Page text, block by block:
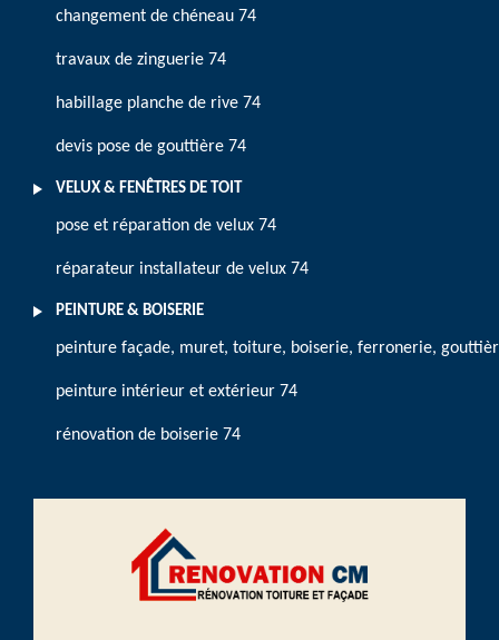
changement de chéneau 74
travaux de zinguerie 74
habillage planche de rive 74
devis pose de gouttière 74
VELUX & FENÊTRES DE TOIT
pose et réparation de velux 74
réparateur installateur de velux 74
PEINTURE & BOISERIE
peinture façade, muret, toiture, boiserie, ferronerie,
peinture intérieur et extérieur 74
rénovation de boiserie 74